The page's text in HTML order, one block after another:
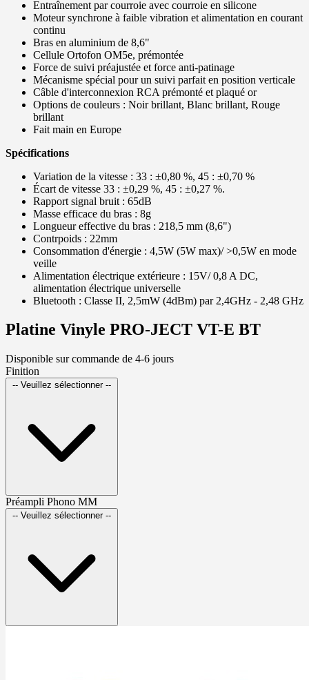
Entraînement par courroie avec courroie en silicone
Moteur synchrone à faible vibration et alimentation en courant
continu
Bras en aluminium de 8,6"
Cellule Ortofon OM5e, prémontée
Force de suivi préajustée et force anti-patinage
Mécanisme spécial pour un suivi parfait en position verticale
Câble d'interconnexion RCA prémonté et plaqué or
Options de couleurs : Noir brillant, Blanc brillant, Rouge
brillant
Fait main en Europe
Spécifications
Variation de la vitesse : 33 : ±0,80 %, 45 : ±0,70 %
Écart de vitesse 33 : ±0,29 %, 45 : ±0,27 %.
Rapport signal bruit : 65dB
Masse efficace du bras : 8g
Longueur effective du bras : 218,5 mm (8,6")
Contrpoids : 22mm
Consommation d'énergie : 4,5W (5W max)/ >0,5W en mode
veille
Alimentation électrique extérieure : 15V/ 0,8 A DC,
alimentation électrique universelle
Bluetooth : Classe II, 2,5mW (4dBm) par 2,4GHz - 2,48 GHz
Platine Vinyle PRO-JECT VT-E BT
Disponible sur commande de 4-6 jours
Finition
-- Veuillez sélectionner --
Préampli Phono MM
-- Veuillez sélectionner --